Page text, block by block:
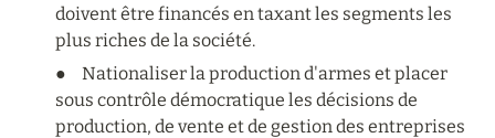
doivent être financés en taxant les segments les
plus riches de la société.
●	Nationaliser la production d'armes et placer
sous contrôle démocratique les décisions de
production, de vente et de gestion des entreprises